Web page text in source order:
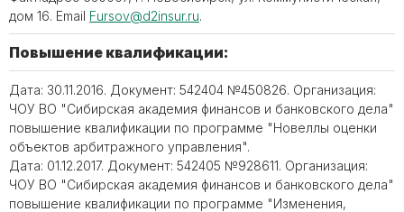
дом 16. Email Fursov@d2insur.ru.
Повышение квалификации:
Дата: 30.11.2016. Документ: 542404 №450826. Организация:
ЧОУ ВО "Сибирская академия финансов и банковского дела"
повышение квалификации по программе "Новеллы оценки
объектов арбитражного управления".
Дата: 01.12.2017. Документ: 542405 №928611. Организация:
ЧОУ ВО "Сибирская академия финансов и банковского дела"
повышение квалификации по программе "Изменения,